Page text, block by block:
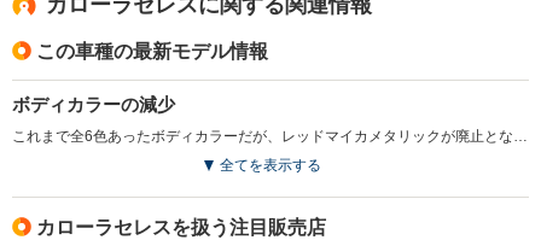
カローラセレスに関する関連情報
この車種の最新モデル情報
ボディカラーの減少
これまで全6色あったボディカラーだが、レッドマイカメタリックが廃止となり、5色へと減少している。（1998.4）
全てを表示する
カローラセレスを扱う注目販売店